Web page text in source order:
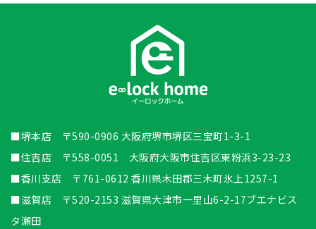
■堺本店 〒590-0906 大阪府堺市堺区三宝町1-3-1
■住吉店 〒558-0051 大阪府大阪市住吉区東粉浜3-23-23
■香川支店 〒761-0612 香川県木田郡三木町氷上1257-1
■滋賀店 〒520-2153 滋賀県大津市一里山6-2-17ブエナビス
タ瀬田